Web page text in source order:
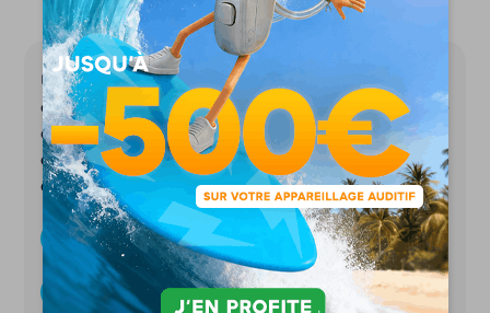
Unisson représente la nouvelle génération
d’audioprothésistes. Notre ambition est de
démocratiser l’appareillage auditif tout en
assurant les services d’un laboratoire
d’audioprothèse conventionnel.
Des prix justes et transparents
Essais gratuits
& sans engagement